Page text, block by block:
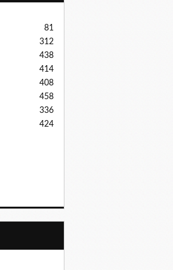
81
312
438
414
408
458
336
424